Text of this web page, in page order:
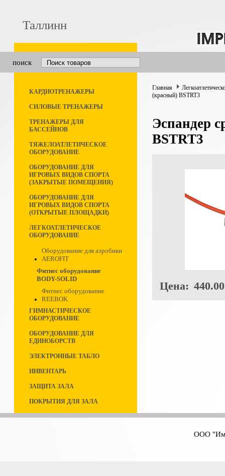
Таллинн
поиск
КАРДИОТРЕНАЖЕРЫ
СИЛОВЫЕ ТРЕНАЖЕРЫ
ТРЕНАЖЕРЫ ДЛЯ
БАССЕЙНОВ
ТЯЖЕЛОАТЛЕТИЧЕСКОЕ
ОБОРУДОВАНИЕ
ОБОРУДОВАНИЕ ДЛЯ
ИГРОВЫХ ВИДОВ СПОРТА
(ЗАКРЫТЫЕ ПОМЕЩЕНИЯ)
ОБОРУДОВАНИЕ ДЛЯ
ИГРОВЫХ ВИДОВ СПОРТА
(ОТКРЫТЫЕ ПЛОЩАДКИ)
ЛЕГКОАТЛЕТИЧЕСКОЕ
ОБОРУДОВАНИЕ
Оборудование для аэробики
AEROFIT
Фитнес оборудование
BODY-SOLID
Фитнес оборудование
REEBOK
ГИМНАСТИЧЕСКОЕ
ОБОРУДОВАНИЕ
ОБОРУДОВАНИЕ ДЛЯ
ЕДИНОБОРСТВ
ЭЛЕКТРОННЫЕ ТАБЛО
ИНВЕНТАРЬ
ЗАЩИТА ЗАЛА
ПОКРЫТИЯ ДЛЯ ЗАЛА
Главная
(красный) BSTRT3
Эспандер
BSTRT3
Цена:
ООО